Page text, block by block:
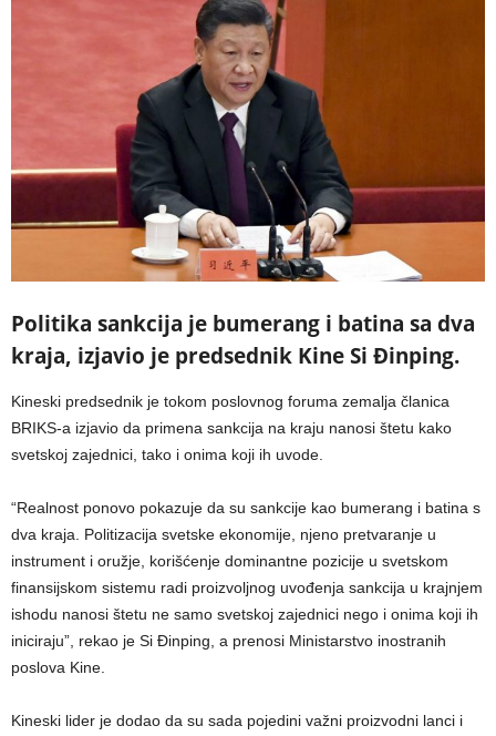
Politika sankcija je bumerang i batina sa dva
kraja, izjavio je predsednik Kine Si Đinping.
Kineski predsednik je tokom poslovnog foruma zemalja članica
BRIKS-a izjavio da primena sankcija na kraju nanosi štetu kako
svetskoj zajednici, tako i onima koji ih uvode.
“Realnost ponovo pokazuje da su sankcije kao bumerang i batina s
dva kraja. Politizacija svetske ekonomije, njeno pretvaranje u
instrument i oružje, korišćenje dominantne pozicije u svetskom
finansijskom sistemu radi proizvoljnog uvođenja sankcija u krajnjem
ishodu nanosi štetu ne samo svetskoj zajednici nego i onima koji ih
iniciraju”, rekao je Si Đinping, a prenosi Ministarstvo inostranih
poslova Kine.
Kineski lider je dodao da su sada pojedini važni proizvodni lanci i